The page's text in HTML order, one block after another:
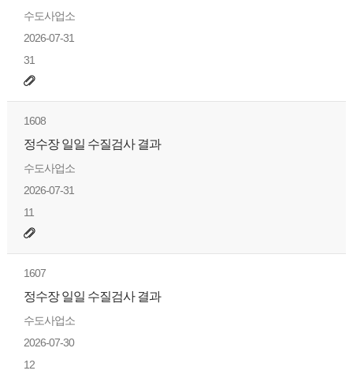
수도사업소
2026-07-31
31
1608
정수장 일일 수질검사 결과
수도사업소
2026-07-31
11
1607
정수장 일일 수질검사 결과
수도사업소
2026-07-30
12